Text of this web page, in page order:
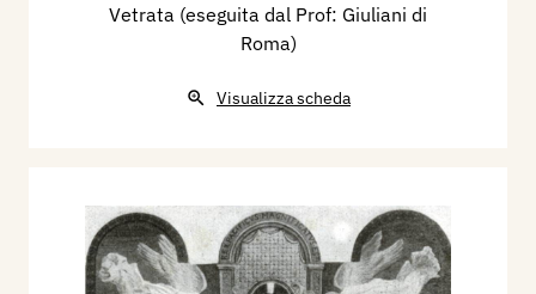
Vetrata (eseguita dal Prof: Giuliani di
Roma)
Visualizza scheda